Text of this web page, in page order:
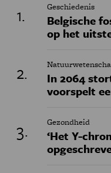
Geschiedenis
Belgische
op het
In 2064
voorspelt
Gezondheid
‘Het Y-